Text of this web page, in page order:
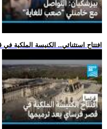
.. افتتاح استثنائي.. الكنيسة الملكية